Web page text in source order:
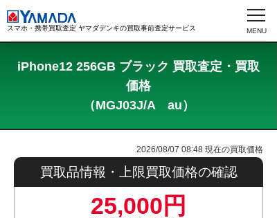
スマホ・携帯買取査定 ヤマダデンキの買取事前査定サービス
iPhone12 256GB ブラック 買取査定・買取
価格
（MGJ03J/A au）
2026/08/07 08:48 現在の買取価格
買取品情報・上限買取価格の確認
25,000円